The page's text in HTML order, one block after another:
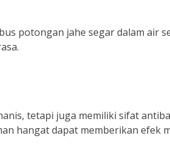
potongan jahe segar dalam air
tetapi juga memiliki sifat
hangat dapat memberikan efek